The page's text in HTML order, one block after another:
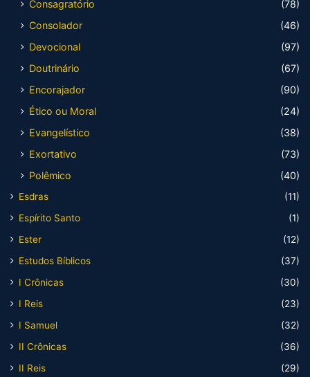
Consagratório
(78)
Consolador
(46)
Devocional
(97)
Doutrinário
(67)
Encorajador
(90)
Ético ou Moral
(24)
Evangelístico
(38)
Exortativo
(73)
Polêmico
(40)
Esdras
(11)
Espírito Santo
(1)
Ester
(12)
Estudos Bíblicos
(37)
I Crônicas
(30)
I Reis
(23)
I Samuel
(32)
II Crônicas
(36)
II Reis
(29)